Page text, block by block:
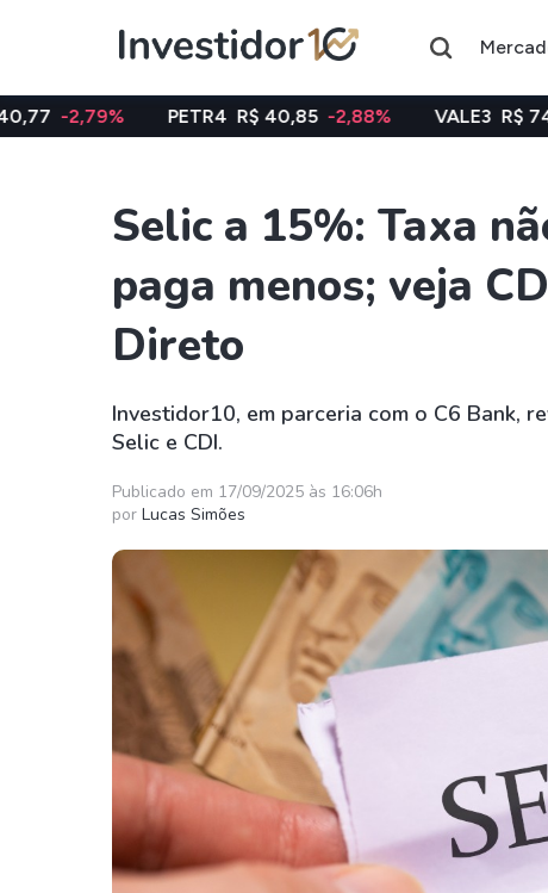
Assuntos do momento
Índice
Ibovespa
Ação
Petrobras
Taesa
Ambev
Petrobrás
HGLG11
KNRI11
KNCR11
Ver todos
PETR4 R$ 40,85 -2,88% VALE3 R$ 74,97 -0,58%
Selic a 15%: Taxa
paga menos; veja
Direto
Investidor10, em parceria com o C6 Bank,
Selic e CDI.
Publicado em 17/09/2025 às 16:06h
por Lucas Simões